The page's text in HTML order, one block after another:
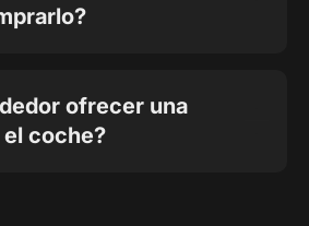
ofrecer una
el coche?